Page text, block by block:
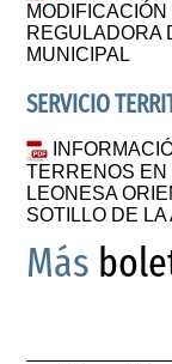
REGULADORA
MUNICIPAL
SERVICIO
TERRENOS EN
LEONESA
SOTILLO DE
Más